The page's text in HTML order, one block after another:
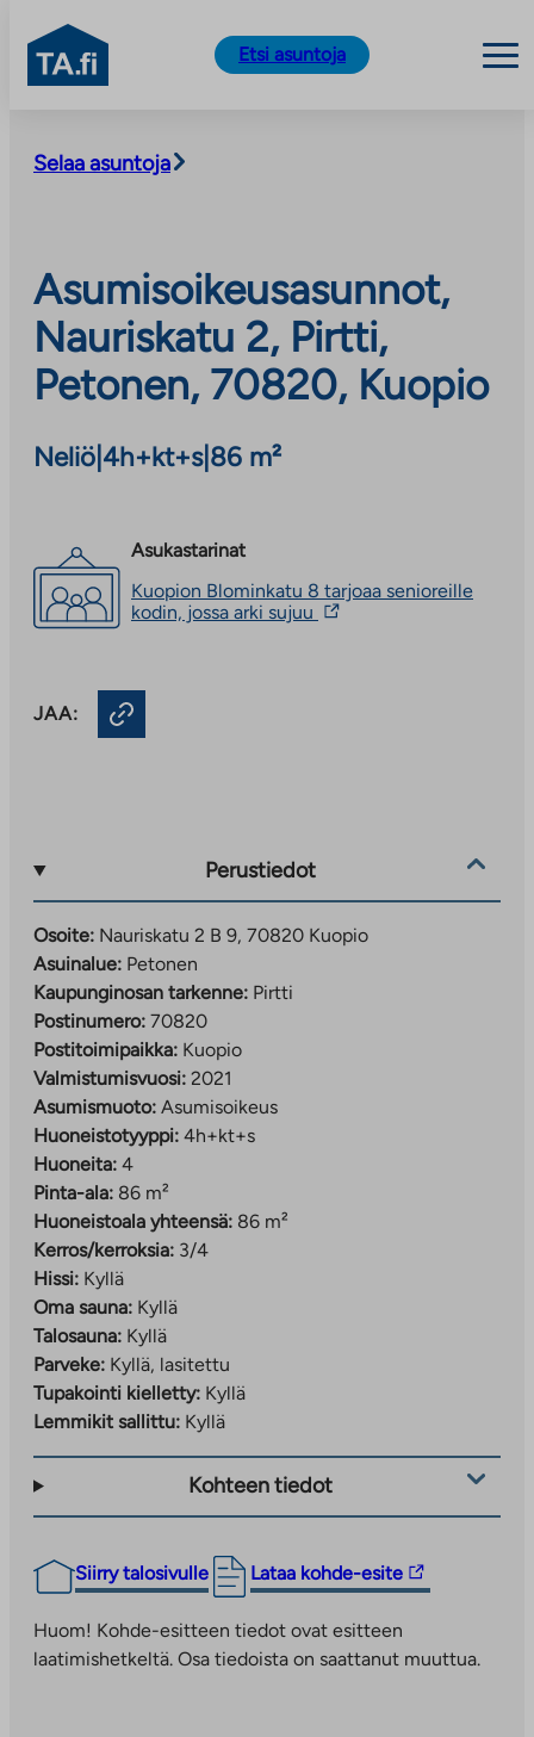
sisältöön
TA.fi
Etsi asuntoja
Selaa asuntoja
Asumisoikeusasunnot,
Nauriskatu 2, Pirtti,
Petonen, 70820, Kuopio
Neliö 4h+kt+s| 86 m²
Asukastarinat
Kuopion Blominkatu 8 tarjoaa senioreille
kodin, jossa arki sujuu Linkki
JAA:
Perustiedot
Osoite: Nauriskatu 2 B 9, 70820 Kuopio
Asuinalue: Petonen
Kaupunginosan tarkenne: Pirtti
Postinumero: 70820
Postitoimipaikka: Kuopio
Valmistumisvuosi: 2021
Asumismuoto: Asumisoikeus
Huoneistotyyppi: 4h+kt+s
Huoneita: 4
Pinta-ala: 86 m²
Huoneistoala yhteensä: 86 m²
Kerros/kerroksia: 3/4
Hissi: Kyllä
Oma sauna: Kyllä
Talosauna: Kyllä
Parveke: Kyllä, lasitettu
Tupakointi kielletty: Kyllä
Lemmikit sallittu: Kyllä
Kohteen tiedot
Siirry talosivulle Lataa kohde-esite
Linkki
vie
ulkopuoliseen
palveluun.
Huom! Kohde-esitteen tiedot ovat esitteen
laatimishetkeltä. Osa tiedoista on saattanut muuttua.